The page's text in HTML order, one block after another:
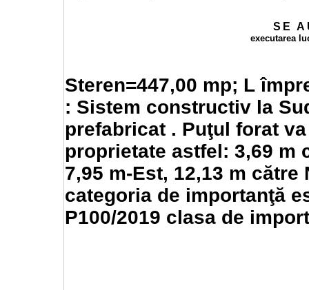
SE
executarea
Steren=447,00 mp; L
: Sistem constructiv la
prefabricat . Puţul forat
proprietate astfel: 3,69 m
7,95 m-Est, 12,13 m către
categoria de importanţă
P100/2019 clasa de